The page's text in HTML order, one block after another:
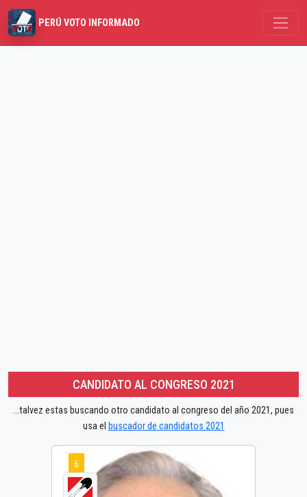
PERÚ VOTO INFORMADO
CANDIDATO AL CONGRESO 2021
...talvez estas buscando otro candidato al congreso del año 2021, pues
usa el buscador de candidatos 2021
6